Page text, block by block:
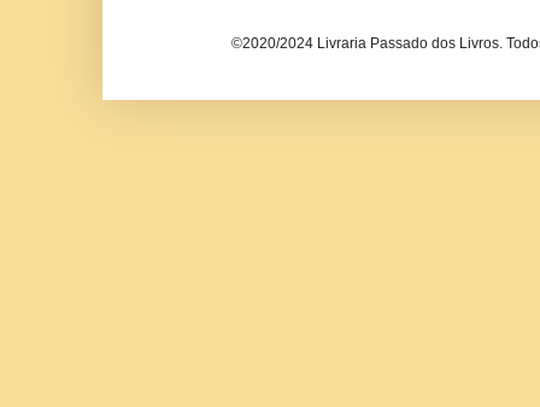
©2020/2024 Livraria Passado dos Livros.